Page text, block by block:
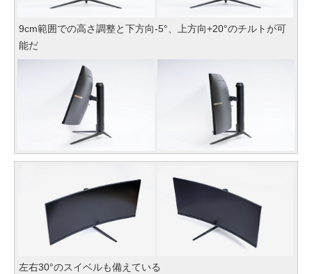
9cm範囲での高さ調整と下方向-5°、上方向+20°のチルトが可
能だ
左右30°のスイベルも備えている